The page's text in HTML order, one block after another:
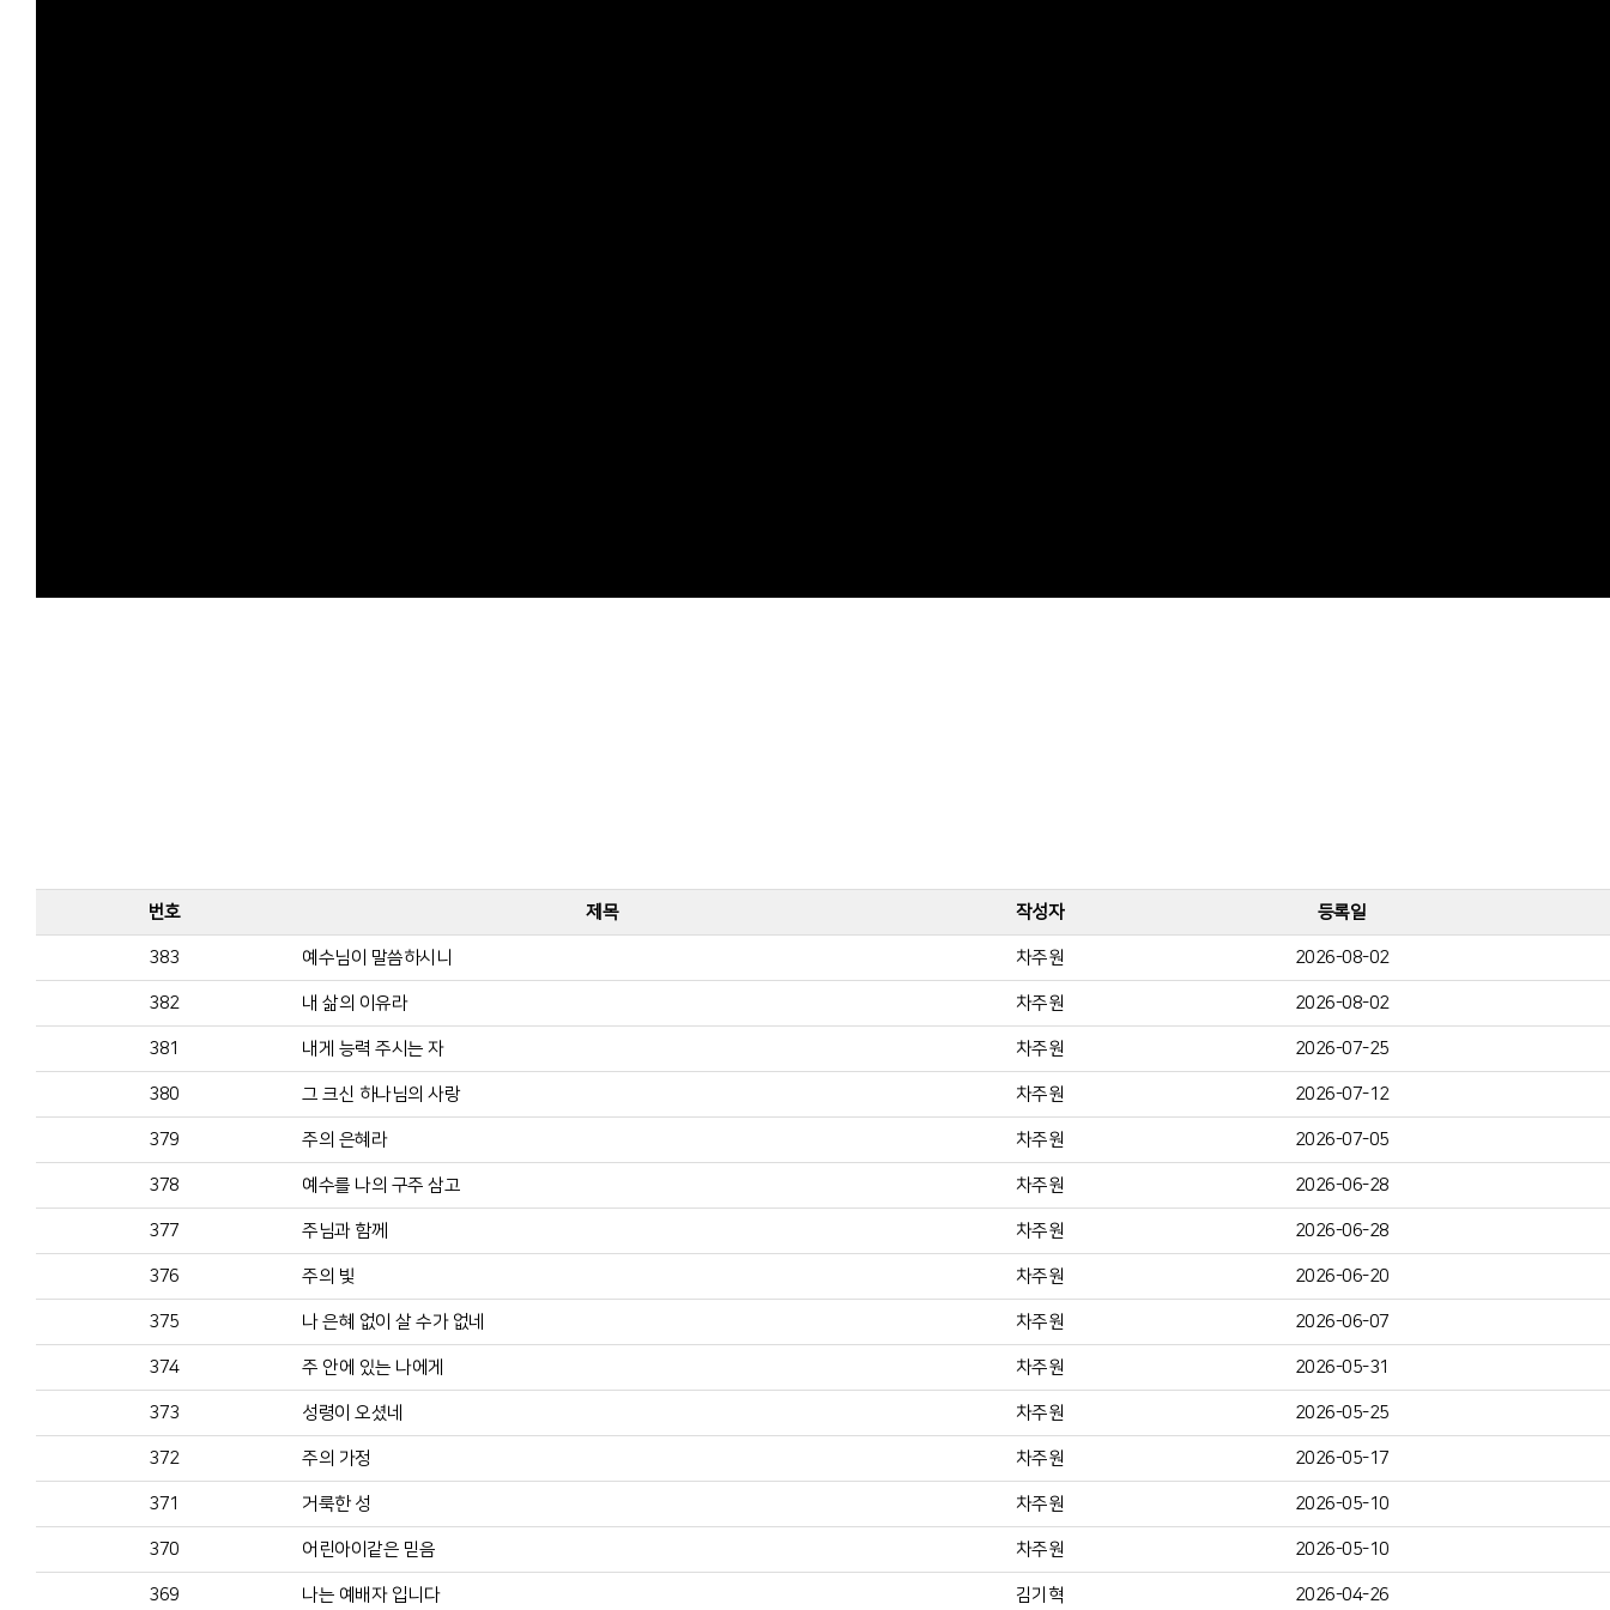
번호 제목 작성자 등록일
383 예수님이 말씀하시니 차주원 2026-08-02
382 내 삶의 이유라 차주원 2026-08-02
381 내게 능력 주시는 자 차주원 2026-07-25
380 그 크신 하나님의 사랑 차주원 2026-07-12
379 주의 은혜라 차주원 2026-07-05
378 예수를 나의 구주 삼고 차주원 2026-06-28
377 주님과 함께 차주원 2026-06-28
376 주의 빛 차주원 2026-06-20
375 나 은혜 없이 살 수가 없네 차주원 2026-06-07
374 주 안에 있는 나에게 차주원 2026-05-31
373 성령이 오셨네 차주원 2026-05-25
372 주의 가정 차주원 2026-05-17
371 거룩한 성 차주원 2026-05-10
370 어린아이같은 믿음 차주원 2026-05-10
369 나는 예배자 입니다 김기혁 2026-04-26